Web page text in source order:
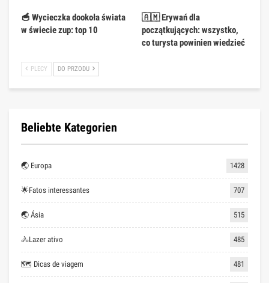
🥣 Wycieczka dookoła świata
w świecie zup: top 10
🇦🇲 Erywań dla
początkujących: wszystko,
co turysta powinien wiedzieć
PLECY DO PRZODU
Beliebte Kategorien
🌏 Europa 1428
🌟Fatos interessantes 707
🌏 Ásia 515
🚴Lazer ativo 485
🗺 Dicas de viagem 481